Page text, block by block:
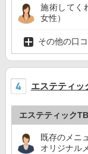
施術してく
女性）
その他の口
エステティッ
エステティック
既存のメニ
オリジナル